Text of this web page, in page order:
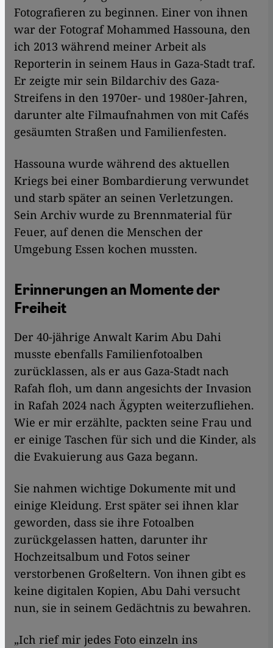
Fotografieren zu beginnen. Einer von ihnen
war der Fotograf Mohammed Hassouna, den
ich 2013 während meiner Arbeit als
Reporterin in seinem Haus in Gaza-Stadt traf.
Er zeigte mir sein Bildarchiv des Gaza-
Streifens in den 1970er- und 1980er-Jahren,
darunter alte Filmaufnahmen von mit Cafés
gesäumten Straßen und Familienfesten.
Hassouna wurde während des aktuellen
Kriegs bei einer Bombardierung verwundet
und starb später an seinen Verletzungen.
Sein Archiv wurde zu Brennmaterial für
Feuer, auf denen die Menschen der
Umgebung Essen kochen mussten.
Erinnerungen an Momente der
Freiheit
Der 40-jährige Anwalt Karim Abu Dahi
musste ebenfalls Familienfotoalben
zurücklassen, als er aus Gaza-Stadt nach
Rafah floh, um dann angesichts der Invasion
in Rafah 2024 nach Ägypten weiterzufliehen.
Wie er mir erzählte, packten seine Frau und
er einige Taschen für sich und die Kinder, als
die Evakuierung aus Gaza begann.
Sie nahmen wichtige Dokumente mit und
einige Kleidung. Erst später sei ihnen klar
geworden, dass sie ihre Fotoalben
zurückgelassen hatten, darunter ihr
Hochzeitsalbum und Fotos seiner
verstorbenen Großeltern. Von ihnen gibt es
keine digitalen Kopien, Abu Dahi versucht
nun, sie in seinem Gedächtnis zu bewahren.
„Ich rief mir jedes Foto einzeln ins